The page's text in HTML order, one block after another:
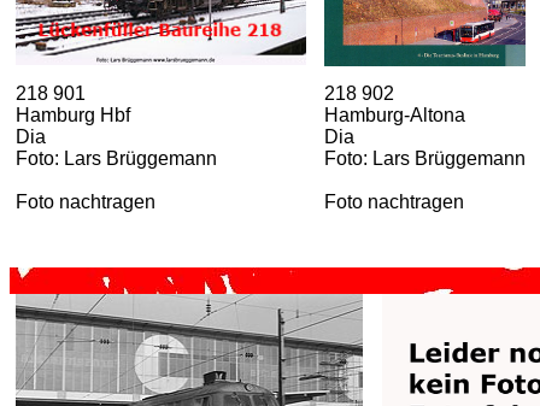
218 901
Hamburg Hbf
Dia
Foto: Lars Brüggemann
Foto nachtragen
218 902
Hamburg-Altona
Dia
Foto: Lars Brüggemann
Foto nachtragen